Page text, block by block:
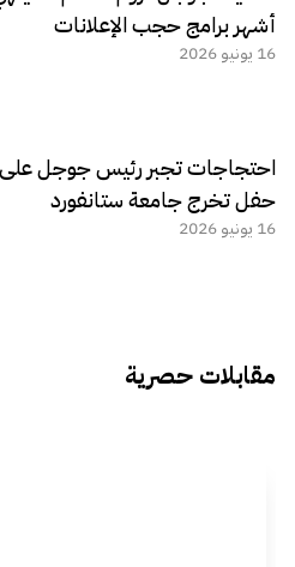
أشهر برامج حجب الإعلانات
16 يونيو 2026
احتجاجات تجبر رئيس جوجل على
حفل تخرج جامعة ستانفورد
16 يونيو 2026
مقابلات حصرية